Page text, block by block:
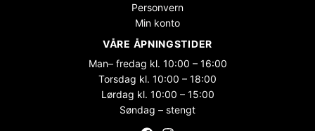
Personvern
Min konto
VÅRE ÅPNINGSTIDER
Man– fredag kl. 10:00 – 16:00
Torsdag kl. 10:00 – 18:00
Lørdag kl. 10:00 – 15:00
Søndag – stengt